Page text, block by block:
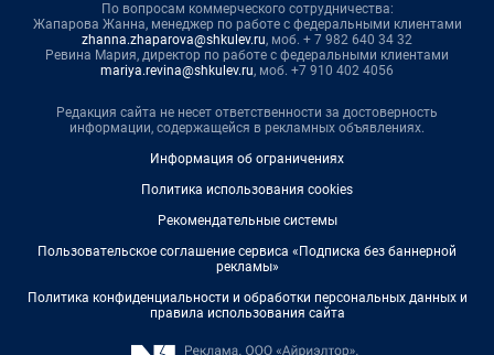
По вопросам коммерческого сотрудничества:
Жапарова Жанна, менеджер по работе с федеральными клиентами
zhanna.zhaparova@shkulev.ru, моб. + 7 982 640 34 32
Ревина Мария, директор по работе с федеральными клиентами
mariya.revina@shkulev.ru, моб. +7 910 402 4056
Редакция сайта не несет ответственности за достоверность
информации, содержащейся в рекламных объявлениях.
Информация об ограничениях
Политика использования cookies
Рекомендательные системы
Пользовательское соглашение сервиса «Подписка без баннерной
рекламы»
Политика конфиденциальности и обработки персональных данных и
правила использования сайта